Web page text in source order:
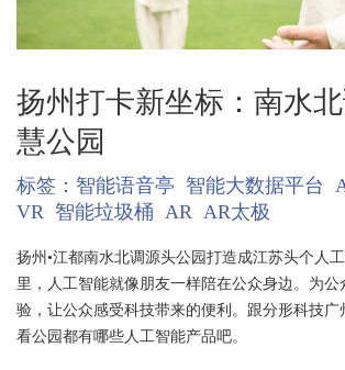
扬州打卡新坐标：南水
慧公园
标签： 智能语音亭 智能大数据平台
VR 智能垃圾桶 AR AR太极
扬州•江都南水北调源头公园打造成江苏头个人
里，人工智能就像朋友一样陪在公众身边。为公
验，让公众感受科技带来的便利。跟分形科技广
看公园都有哪些人工智能产品吧。